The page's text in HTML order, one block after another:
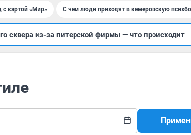
с картой «Мир» С чем люди приходят в кемеровскую
сквера из-за питерской фирмы — что происходит